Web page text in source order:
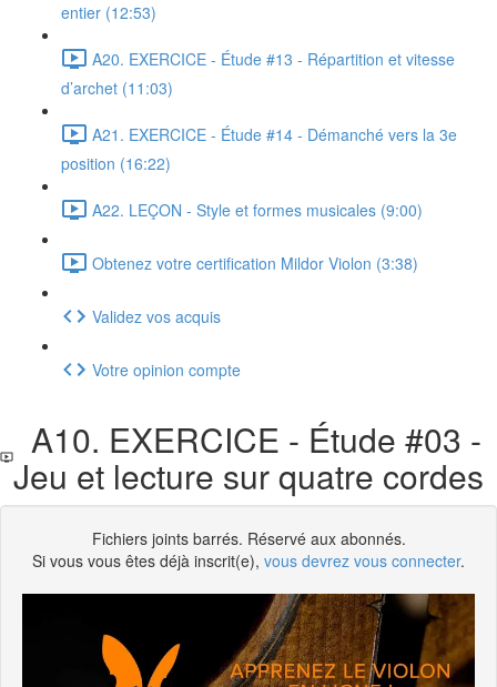
entier (12:53)
A20. EXERCICE - Étude #13 - Répartition et vitesse
d’archet (11:03)
A21. EXERCICE - Étude #14 - Démanché vers la 3e
position (16:22)
A22. LEÇON - Style et formes musicales (9:00)
Obtenez votre certification Mildor Violon (3:38)
Validez vos acquis
Votre opinion compte
A10. EXERCICE - Étude #03 -
Jeu et lecture sur quatre cordes
Fichiers joints barrés. Réservé aux abonnés.
Si vous vous êtes déjà inscrit(e), vous devrez vous connecter.